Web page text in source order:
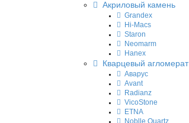
Акриловый камень
Grandex
Hi-Macs
Staron
Neomarm
Hanex
Кварцевый агломерат
Аварус
Avant
Radianz
VicoStone
ETNA
Noblle Quartz